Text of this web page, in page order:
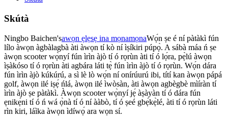
Skútà
Ningbo Baichen'sawọn ẹlẹsẹ ina mọnamọnaWọ́n ṣe é ní pàtàkì fún
lílo àwọn àgbàlagbà àti àwọn tí kò ní ìṣíkiri púpọ̀. A sábà máa ń ṣe
àwọn scooter wọ̀nyí fún ìrìn àjò tí ó rọrùn àti tí ó lọ́ra, pẹ̀lú àwọn
ìṣàkóso tí ó rọrùn àti agbára láti tẹ̀ fún ìrìn àjò tí ó rọrùn. Wọ́n dára
fún ìrìn àjò kúkúrú, a sì lè lò wọ́n ní onírúurú ibi, títí kan àwọn pápá
golf, àwọn ilé iṣẹ́ ńlá, àwọn ilé ìwòsàn, àti àwọn agbègbè mìíràn tí
ìrìn àjò ṣe pàtàkì. Àwọn scooter wọ̀nyí jẹ́ àṣàyàn tí ó dára fún
ẹnikẹ́ni tí ó ń wá ọ̀nà tí ó ní ààbò, tí ó ṣeé gbẹ́kẹ̀lé, àti tí ó rọrùn láti
rìn kiri, láìka àwọn ìdíwọ́ ara wọn sí.